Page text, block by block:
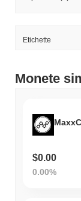
Etichette
Monete
$0.00
0.00%